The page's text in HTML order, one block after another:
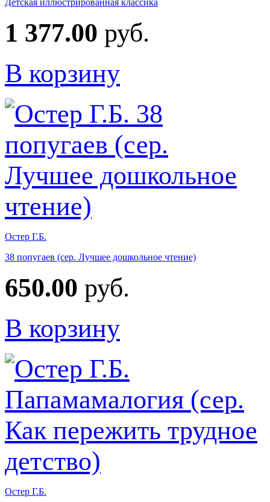
Детская иллюстрированная классика
1 377.00 руб.
В корзину
Остер Г.Б.
38 попугаев (сер. Лучшее дошкольное чтение)
650.00 руб.
В корзину
Остер Г.Б.